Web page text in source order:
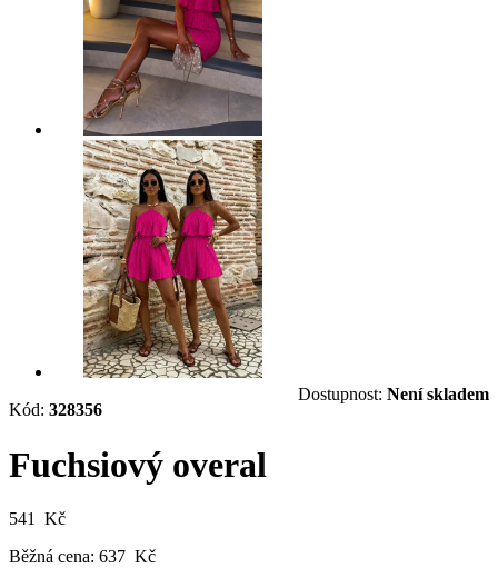
Kód: 328356
Dostupnost: Není skladem
Fuchsiový overal
541 Kč
Běžná cena: 637 Kč